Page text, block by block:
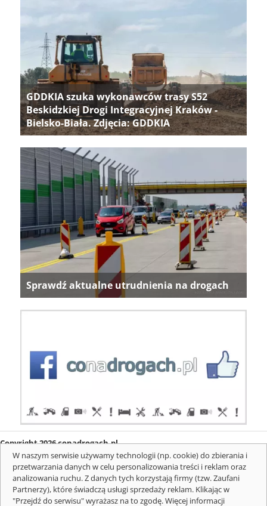
GDDKIA szuka wykonawców trasy S52
Beskidzkiej Drogi Integracyjnej Kraków -
Bielsko-Biała. Zdjęcia: GDDKIA
Sprawdź aktualne utrudnienia na drogach
Copyright 2026 conadrogach.pl
O firmie
Redakcja Regulamin
Informacje o cookies
Mapa serwisu
Komunikaty
W naszym serwisie używamy technologii (np. cookie) do zbierania i
przetwarzania danych w celu personalizowania treści i reklam oraz
analizowania ruchu. Z danych tych korzystają firmy (tzw. Zaufani
Partnerzy), które świadczą usługi sprzedaży reklam. Klikając w
"Przejdź do serwisu" wyrażasz na to zgodę. Więcej informacji